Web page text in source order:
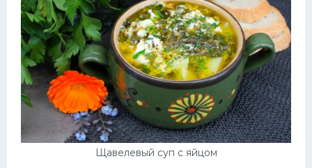
Щавелевый суп с яйцом